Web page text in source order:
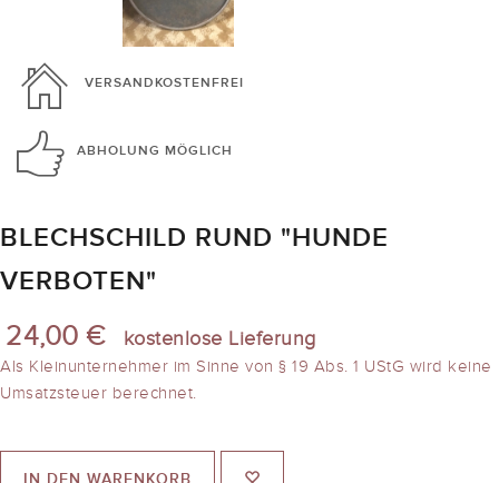
VERSANDKOSTENFREI
ABHOLUNG MÖGLICH
BLECHSCHILD RUND "HUNDE
VERBOTEN"
24,00 € kostenlose Lieferung
Als Kleinunternehmer im Sinne von § 19 Abs. 1 UStG wird keine
Umsatzsteuer berechnet.